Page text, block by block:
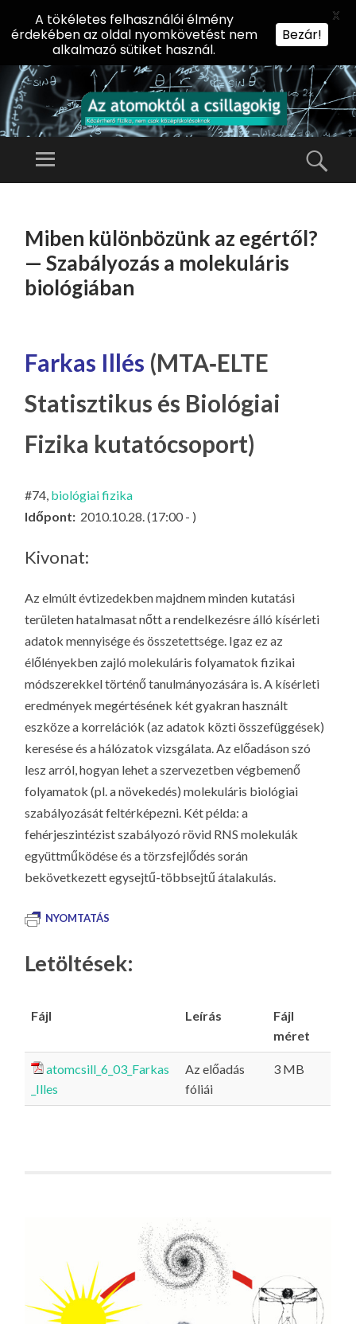
AZ
KT
Ó
IL
LA
G
O
KI
G
Előadássorozat
Természettudományi
Kar Fizikai
Menü
TARTALOMHOZ
Miben különbözünk az egértől?
— Szabályozás a molekuláris
biológiában
Farkas Illés (MTA‐ELTE
Statisztikus és Biológiai
Fizika kutatócsoport)
#74, biológiai fizika
Időpont: 2010.10.28. (17:00 - )
Kivonat:
Az elmúlt évtizedekben majdnem minden kutatási
területen hatalmasat nőtt a rendelkezésre álló kísérleti
adatok mennyisége és összetettsége. Igaz ez az
élőlényekben zajló molekuláris folyamatok fizikai
módszerekkel történő tanulmányozására is. A kísérleti
eredmények megértésének két gyakran használt
eszköze a korrelációk (az adatok közti összefüggések)
keresése és a hálózatok vizsgálata. Az előadáson szó
lesz arról, hogyan lehet a szervezetben végbemenő
folyamatok (pl. a növekedés) molekuláris biológiai
szabályozását feltérképezni. Két példa: a
fehérjeszintézist szabályozó rövid RNS molekulák
együttműködése és a törzsfejlődés során
bekövetkezett egysejtű-többsejtű átalakulás.
NYOMTATÁS
Letöltések:
Fájl Leírás
Fájl
méret
atomcsill_6_03_Farkas
_Illes
Az előadás
fóliái
3 MB
A tökéletes felhasználói élmény
érdekében az oldal nyomkövetést nem
alkalmazó sütiket használ.
Bezár!
X